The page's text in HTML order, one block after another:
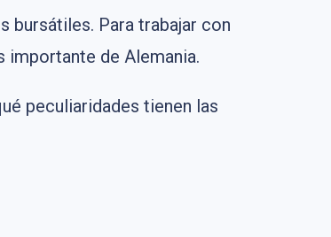
bursátiles. Para trabajar con
importante de Alemania.
peculiaridades tienen las